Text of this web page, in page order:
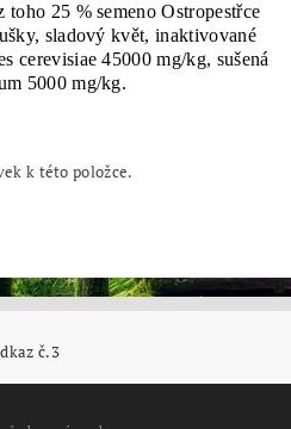
toho 25 % semeno Ostropestřce
sladový květ, inaktivované
cerevisiae 45000 mg/kg, sušená
5000 mg/kg.
k této položce.
č.3